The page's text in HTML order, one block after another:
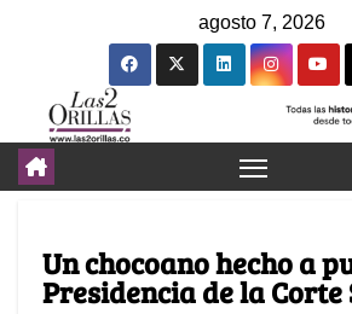
agosto 7, 2026
Un chocoano hecho a
Presidencia de la